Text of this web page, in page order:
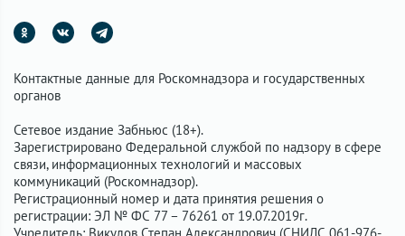
Контактные данные для Роскомнадзора и государственных
органов
Сетевое издание Забньюс (18+).
Зарегистрировано Федеральной службой по надзору в сфере
связи, информационных технологий и массовых
коммуникаций (Роскомнадзор).
Регистрационный номер и дата принятия решения о
регистрации: ЭЛ № ФС 77 – 76261 от 19.07.2019г.